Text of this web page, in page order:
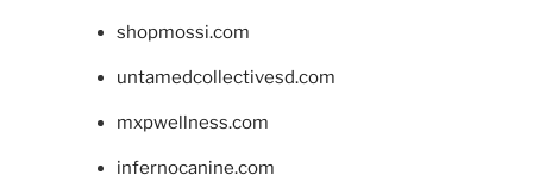
shopmossi.com
untamedcollectivesd.com
mxpwellness.com
infernocanine.com